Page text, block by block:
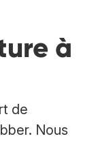
à
de
Nous